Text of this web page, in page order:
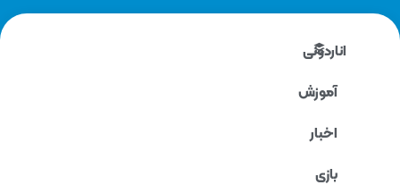
اناردونی
آموزش